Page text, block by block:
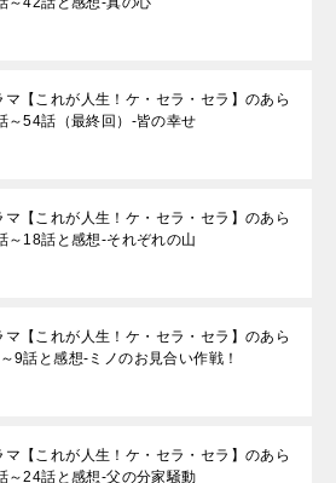
マ【これが人生！ケ・セラ・セラ】のあら
～54話（最終回）-皆の幸せ
マ【これが人生！ケ・セラ・セラ】のあら
～18話と感想-それぞれの山
マ【これが人生！ケ・セラ・セラ】のあら
9話と感想-ミノのお見合い作戦！
マ【これが人生！ケ・セラ・セラ】のあら
～24話と感想-父の分家騒動